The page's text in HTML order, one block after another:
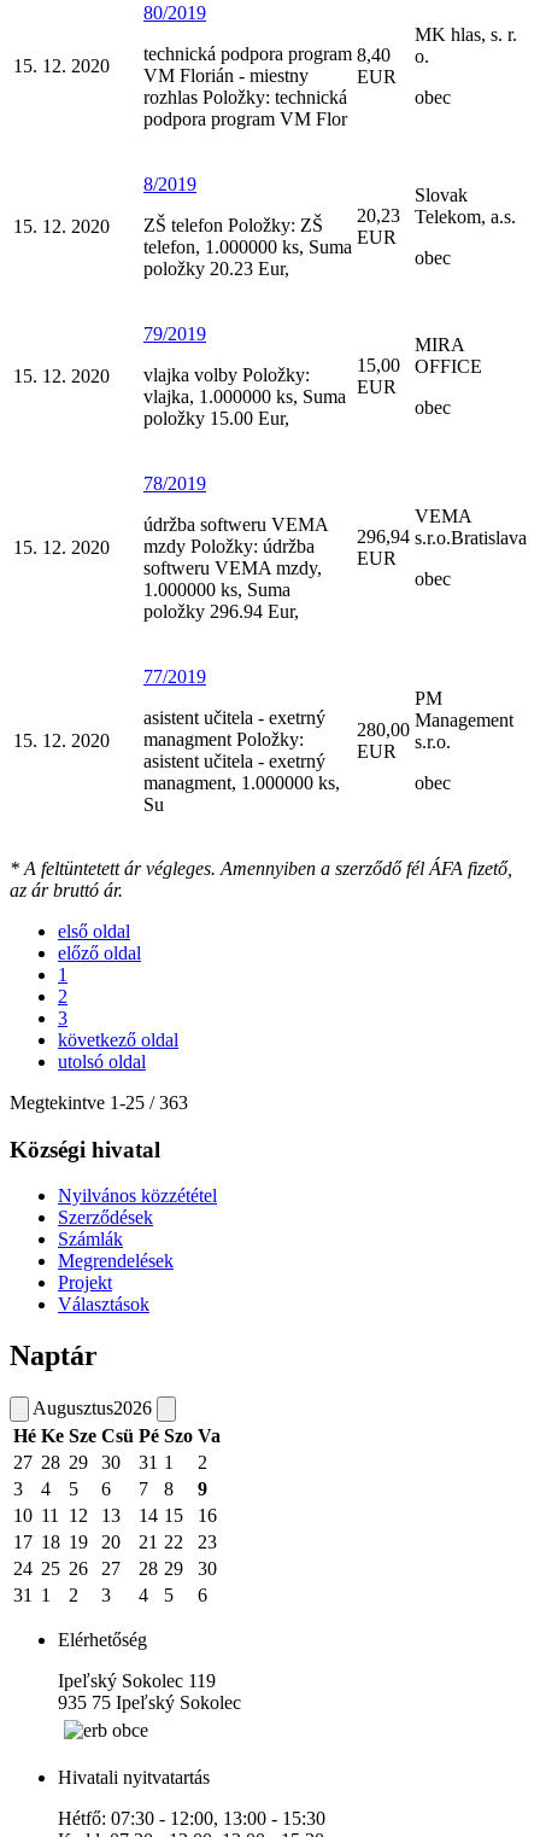
15. 12. 2020
80/2019
technická podpora program
VM Florián - miestny
rozhlas Položky: technická
podpora program VM Flor
8,40
EUR
MK hlas, s. r.
o.
obec
15. 12. 2020
8/2019
ZŠ telefon Položky: ZŠ
telefon, 1.000000 ks, Suma
položky 20.23 Eur,
20,23
EUR
Slovak
Telekom, a.s.
obec
15. 12. 2020
79/2019
vlajka volby Položky:
vlajka, 1.000000 ks, Suma
položky 15.00 Eur,
15,00
EUR
MIRA
OFFICE
obec
15. 12. 2020
78/2019
údržba softweru VEMA
mzdy Položky: údržba
softweru VEMA mzdy,
1.000000 ks, Suma
položky 296.94 Eur,
296,94
EUR
VEMA
s.r.o.Bratislava
obec
15. 12. 2020
77/2019
asistent učitela - exetrný
managment Položky:
asistent učitela - exetrný
managment, 1.000000 ks,
Su
280,00
EUR
PM
Management
s.r.o.
obec
* A feltüntetett ár végleges. Amennyiben a szerződő fél ÁFA fizető,
az ár bruttó ár.
első oldal
előző oldal
1
2
3
következő oldal
utolsó oldal
Megtekintve 1-25 / 363
Községi hivatal
Nyilvános közzététel
Szerződések
Számlák
Megrendelések
Projekt
Választások
Naptár
Augusztus2026
Hé Ke Sze Csü Pé Szo Va
27 28 29 30 31 1
2
3
4 5 6 7 8
9
10 11 12 13 14 15
16
17 18 19 20 21 22
23
24 25 26 27 28 29
30
31
1 2 3 4 5 6
Elérhetőség
Ipeľský Sokolec 119
935 75 Ipeľský Sokolec
Hivatali nyitvatartás
Hétfő: 07:30 - 12:00, 13:00 - 15:30